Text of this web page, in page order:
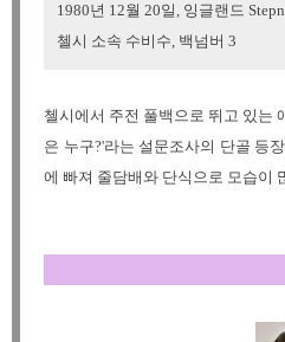
1980년 12월 20일, 잉글랜드
첼시 소속 수비수, 백넘버 3
첼시에서 주전 풀백으로 뛰고 있는
은 누구?'라는 설문조사의 단골 등
에 빠져 줄담배와 단식으로 모습이